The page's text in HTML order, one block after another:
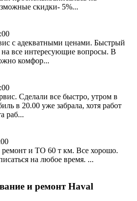
скидки- 5%...
с адекватными ценами. Быстрый
все интересующие вопросы. В
комфор...
Сделали все быстро, утром в
в 20.00 уже забрала, хотя работ
раб...
ремонт и ТО 60 т км. Все хорошо.
на любое время. ...
и ремонт Haval